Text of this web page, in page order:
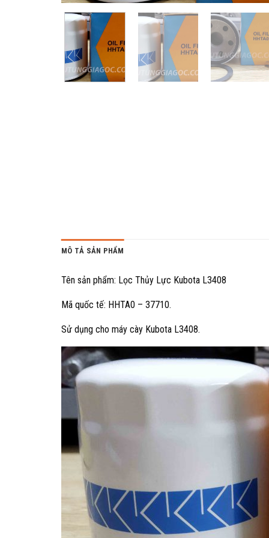
MÔ TẢ SẢN PHẨM
Tên sản phẩm: Lọc Thủy Lực Kubota L3408
Mã quốc tế: HHTA0 – 37710.
Sử dụng cho máy cày Kubota L3408.